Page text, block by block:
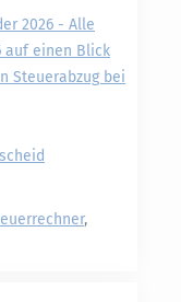
2026 - Alle
auf einen Blick
Steuerabzug bei
,